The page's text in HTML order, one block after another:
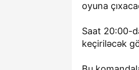
oyuna
Saat 20:00-
keçiriləcək